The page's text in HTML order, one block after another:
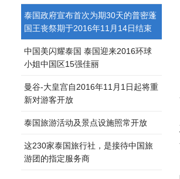
泰国政府宣布首次为期30天的普密蓬
国王丧祭期于2016年11月14日结束
中国美闪耀泰国 泰国迎来2016环球
小姐中国区15强佳丽
曼谷-大皇宫自2016年11月1日起将重
新对游客开放
泰国旅游活动及景点设施照常开放
这230家泰国旅行社，是接待中国旅
游团的指定服务商